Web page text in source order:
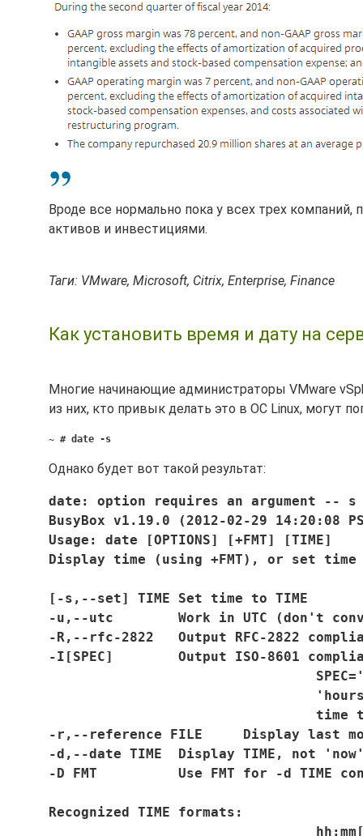
Вроде все нормально пока у всех трех
активов и инвестициями.
Таги: VMware, Microsoft, Citrix, Enterprise, Finance
Как установить время и дату на
Многие начинающие администраторы VMware
из них, кто привык делать это в ОС Linux, могут
~ # date -s
Однако будет вот такой результат:
date: option requires an argument --
BusyBox v1.19.0 (2012-02-29
Usage: date [OPTIONS] [+FMT]
Display time (using +FMT),
[-s,--set] TIME Set time to
-u,--utc        Work in UTC
-R,--rfc-2822   Output RFC-
-I[SPEC]        Output
-r,--reference FILE     Display
-d,--date TIME  Display TIME,
-D FMT          Use FMT for -d
Recognized TIME formats: